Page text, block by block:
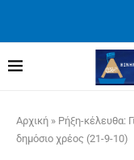
Αρχική » Ρήξη-κέλευθα:
δημόσιο χρέος (21-9-10)